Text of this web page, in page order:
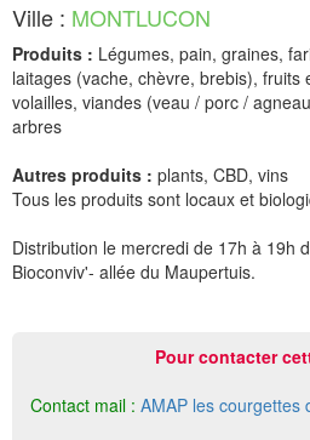
Ville : MONTLUCON
Produits : Légumes, pain, graines,
laitages (vache, chèvre, brebis), fruits
volailles, viandes (veau / porc /
arbres
Autres produits : plants, CBD, vins
Tous les produits sont locaux et
Distribution le mercredi de 17h à 19h
Bioconviv'- allée du Maupertuis.
Pour contacter
Contact mail : AMAP les courgettes